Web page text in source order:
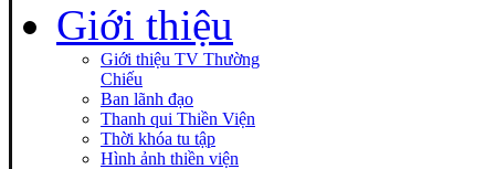
Giới thiệu
Giới thiệu TV Thường
Chiếu
Ban lãnh đạo
Thanh qui Thiền Viện
Thời khóa tu tập
Hình ảnh thiền viện